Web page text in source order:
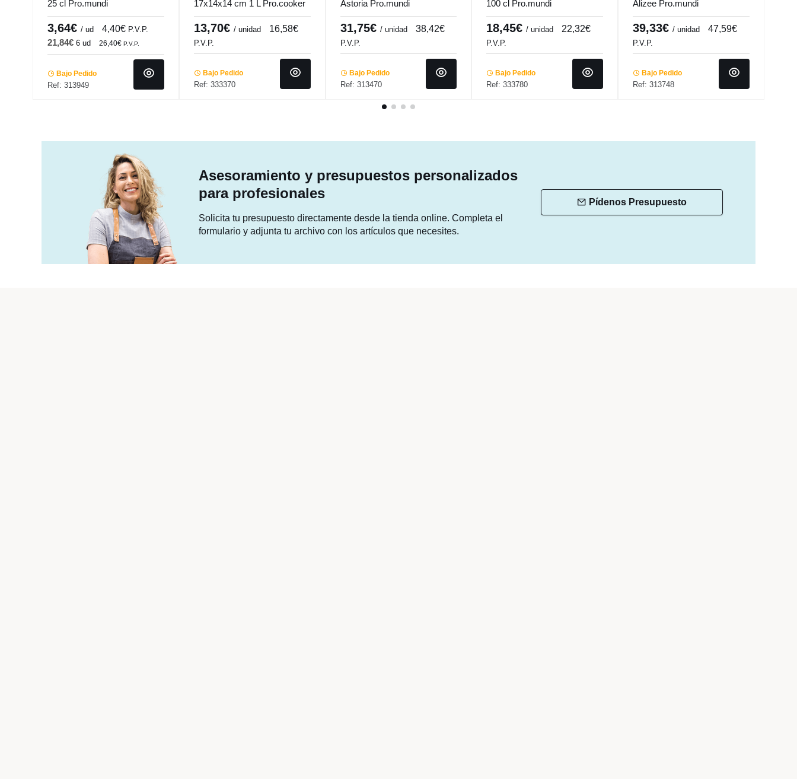
25 cl Pro.mundi
3,64€ / ud 4,40€ P.V.P.
21,84€ 6 ud 26,40€ P.V.P.
Bajo Pedido
Ref: 313949
17x14x14 cm 1 L Pro.cooker
13,70€ / unidad 16,58€
P.V.P.
Bajo Pedido
Ref: 333370
Astoria Pro.mundi
31,75€ / unidad 38,42€
P.V.P.
Bajo Pedido
Ref: 313470
100 cl Pro.mundi
18,45€/ unidad 22,32€
P.V.P.
Bajo Pedido
Ref: 333780
Alizee Pro.mundi
39,33€/ unidad 47,59€
P.V.P.
Bajo Pedido
Ref: 313748
Asesoramiento y presupuestos personalizados
para profesionales
Solicita tu presupuesto directamente desde la tienda online. Completa el
formulario y adjunta tu archivo con los artículos que necesites.
Pídenos Presupuesto